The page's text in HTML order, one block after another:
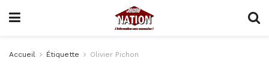
Accueil Étiquette Olivier Pichon